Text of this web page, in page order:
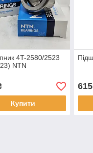
4T-2580/2523
NTN
Купити
615